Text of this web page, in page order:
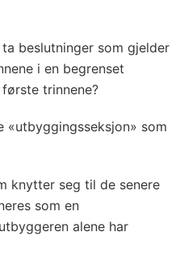
beslutninger som gjelder
i en begrenset
trinnene?
«utbyggingsseksjon» som
knytter seg til de senere
som en
alene har